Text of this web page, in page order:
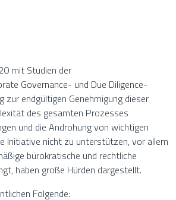
mit Studien der
Governance- und Due Diligence-
zur endgültigen Genehmigung dieser
des gesamten Prozesses
und die Androhung von wichtigen
Initiative nicht zu unterstützen, vor allem
bürokratische und rechtliche
haben große Hürden dargestellt.
Folgende: